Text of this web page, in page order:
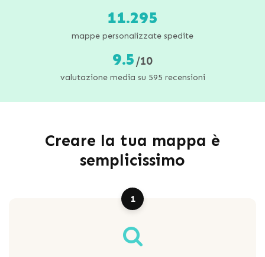
11.295
mappe personalizzate spedite
9.5 /10
valutazione media su 595 recensioni
Creare la tua mappa è
semplicissimo
1